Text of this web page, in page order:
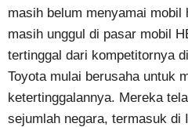
masih belum menyamai mobil
masih unggul di pasar mobil
tertinggal dari kompetitornya
Toyota mulai berusaha untuk
ketertinggalannya. Mereka
sejumlah negara, termasuk di